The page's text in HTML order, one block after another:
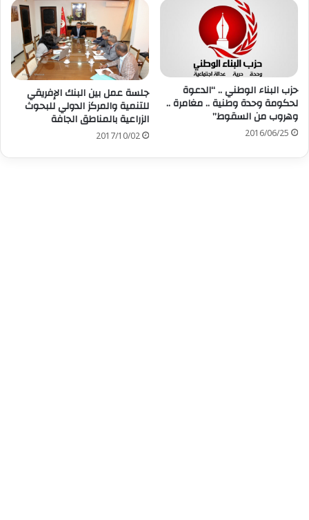
حزب البناء الوطني .. “الدعوة
لحكومة وحدة وطنية .. مغامرة ..
وهروب من السقوط”
2016/06/25
جلسة عمل بين البنك الإفريقي
للتنمية والمركز الدولي للبحوث
الزراعية بالمناطق الجافة
2017/10/02